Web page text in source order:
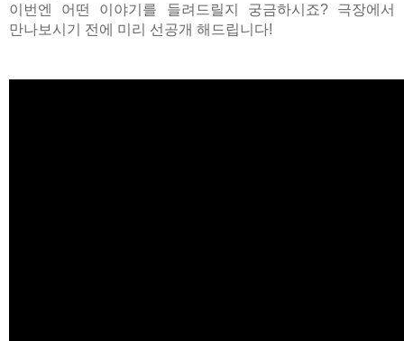
이번엔 어떤 이야기를 들려드릴지 궁금하시죠? 극장에서
만나보시기 전에 미리 선공개 해드립니다!